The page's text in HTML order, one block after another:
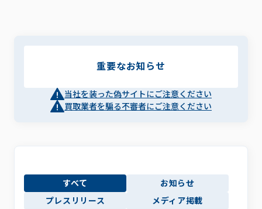
M&A戦略
プライバシーポリシー
重要なお知らせ
当社を装った偽サイトにご注意ください
買取業者を騙る不審者にご注意ください
すべて
お知らせ
プレスリリース
メディア掲載